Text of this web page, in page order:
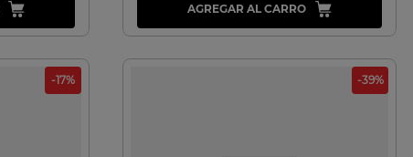
AGREGAR AL CARRO
-17% -39%